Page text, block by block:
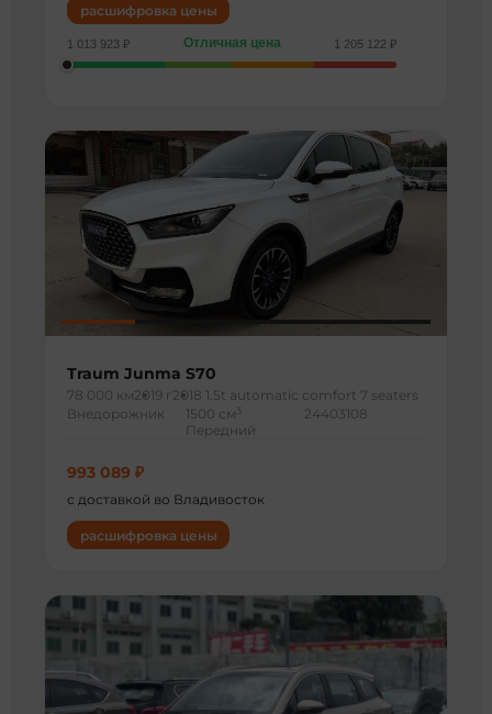
расшифровка цены
1 013 923 ₽ Отличная цена 1 205 122 ₽
Traum Junma S70
78 000 км2019 г 2018 1.5t automatic comfort 7 seaters
Внедорожник
1500 см 3
Передний
24403108
993 089 ₽
с доставкой во Владивосток
расшифровка цены